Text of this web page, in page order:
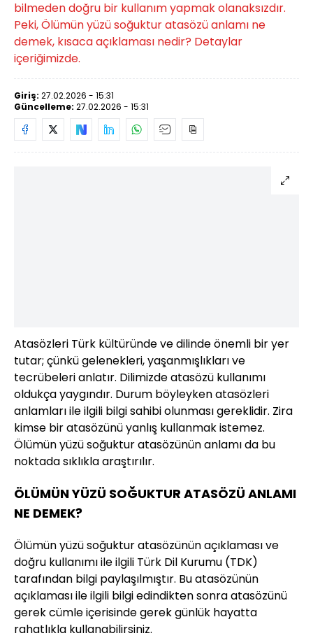
bilmeden doğru bir kullanım yapmak olanaksızdır.
Peki, Ölümün yüzü soğuktur atasözü anlamı ne
demek, kısaca açıklaması nedir? Detaylar
içeriğimizde.
Giriş: 27.02.2026 - 15:31
Güncelleme: 27.02.2026 - 15:31
Atasözleri Türk kültüründe ve dilinde önemli bir yer
tutar; çünkü gelenekleri, yaşanmışlıkları ve
tecrübeleri anlatır. Dilimizde atasözü kullanımı
oldukça yaygındır. Durum böyleyken atasözleri
anlamları ile ilgili bilgi sahibi olunması gereklidir. Zira
kimse bir atasözünü yanlış kullanmak istemez.
Ölümün yüzü soğuktur atasözünün anlamı da bu
noktada sıklıkla araştırılır.
ÖLÜMÜN YÜZÜ SOĞUKTUR ATASÖZÜ ANLAMI
NE DEMEK?
Ölümün yüzü soğuktur atasözünün açıklaması ve
doğru kullanımı ile ilgili Türk Dil Kurumu (TDK)
tarafından bilgi paylaşılmıştır. Bu atasözünün
açıklaması ile ilgili bilgi edindikten sonra atasözünü
gerek cümle içerisinde gerek günlük hayatta
rahatlıkla kullanabilirsiniz.